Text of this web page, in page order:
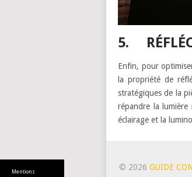
Mentions
5.
Enfin, pour
la propriété de
stratégiques de la
répandre la lumière
éclairage et la
© 2026 GUIDE